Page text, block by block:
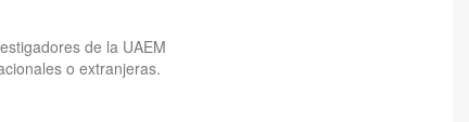
de la UAEM
o extranjeras.